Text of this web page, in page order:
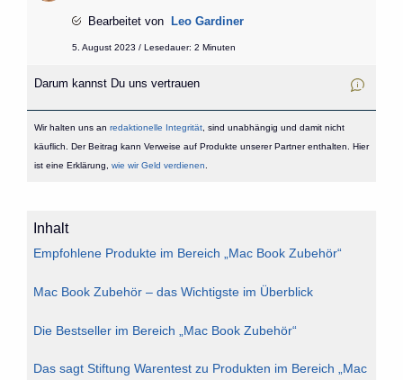
Bearbeitet von Leo Gardiner
5. August 2023 / Lesedauer: 2 Minuten
Darum kannst Du uns vertrauen
Wir halten uns an redaktionelle Integrität, sind unabhängig und damit nicht
käuflich. Der Beitrag kann Verweise auf Produkte unserer Partner enthalten. Hier
ist eine Erklärung, wie wir Geld verdienen
Inhalt
Empfohlene Produkte im Bereich „Mac Book Zubehör“
Mac Book Zubehör – das Wichtigste im Überblick
Die Bestseller im Bereich „Mac Book Zubehör“
Das sagt Stiftung Warentest zu Produkten im Bereich „Mac